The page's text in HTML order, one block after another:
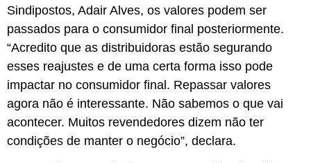
Sindipostos, Adair Alves, os valores podem ser
passados para o consumidor final posteriormente.
“Acredito que as distribuidoras estão segurando
esses reajustes e de uma certa forma isso pode
impactar no consumidor final. Repassar valores
agora não é interessante. Não sabemos o que vai
acontecer. Muitos revendedores dizem não ter
condições de manter o negócio”, declara.